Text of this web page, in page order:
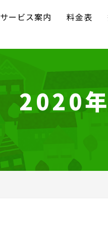
サービス案内 料金表
2020